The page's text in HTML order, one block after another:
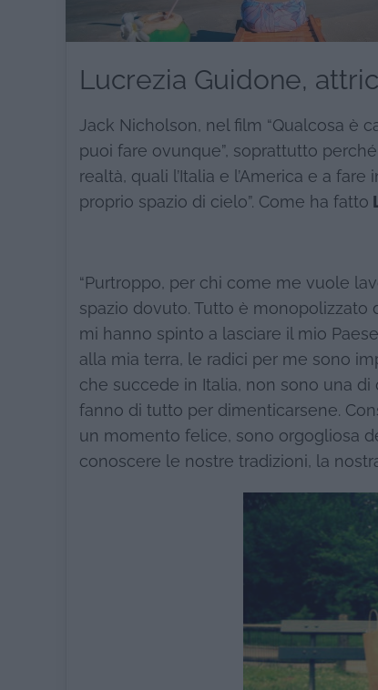
Lucrezia Guidone,
Jack Nicholson, nel film “Qualcosa è
puoi fare ovunque”, soprattutto
realtà, quali l’Italia e l’America e a
proprio spazio di cielo”. Come ha fatto
“Purtroppo, per chi come me vuole
spazio dovuto. Tutto è monopolizzato
mi hanno spinto a lasciare il mio
alla mia terra, le radici per me sono
che succede in Italia, non sono una
fanno di tutto per dimenticarsene.
un momento felice, sono orgogliosa
conoscere le nostre tradizioni, la